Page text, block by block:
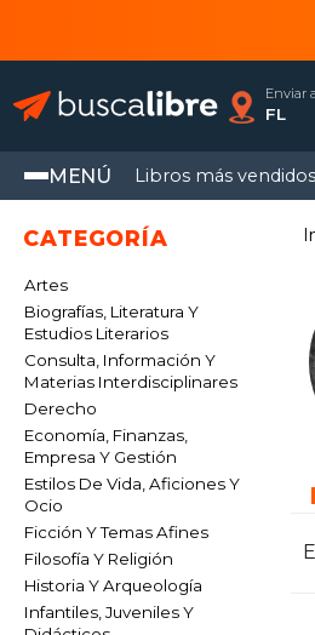
Enviar a
FL
MENÚ Libros más vendidos
CATEGORÍA
Artes
Biografías, Literatura Y
Estudios Literarios
Consulta, Información Y
Materias Interdisciplinares
Derecho
Economía, Finanzas,
Empresa Y Gestión
Estilos De Vida, Aficiones Y
Ocio
Ficción Y Temas Afines
Filosofía Y Religión
Historia Y Arqueología
Infantiles, Juveniles Y